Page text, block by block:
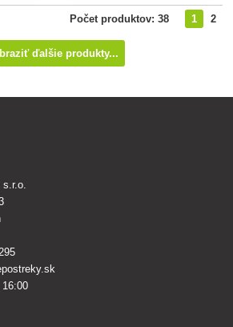
zabezpečuje pohodlie, zatiaľ
čo kvalitný materiál zaručuje
Počet produktov: 38 1 2
ďalšie produkty...
s.r.o.
16:00